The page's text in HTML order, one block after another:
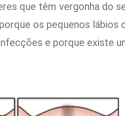
que têm vergonha do
os pequenos
e porque existe